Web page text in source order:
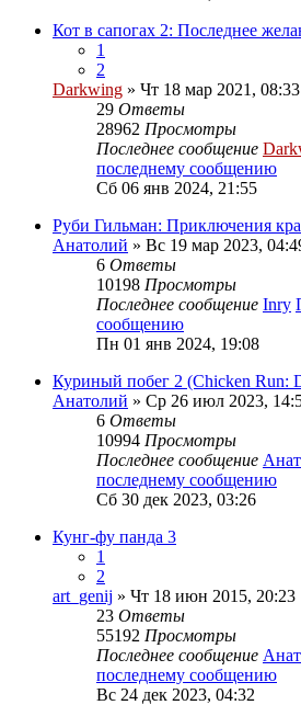
Кот в сапогах 2: Последнее
1
2
Darkwing » Чт 18 мар 2021, 08:33
29 Ответы
28962 Просмотры
Последнее сообщение
последнему сообщению
Сб 06 янв 2024, 21:55
Руби Гильман: Приключения
Анатолий » Вс 19 мар 2023,
6 Ответы
10198 Просмотры
Последнее сообщение Inry
сообщению
Пн 01 янв 2024, 19:08
Куриный побег 2 (Chicken Run:
Анатолий » Ср 26 июл 2023,
6 Ответы
10994 Просмотры
Последнее сообщение
последнему сообщению
Сб 30 дек 2023, 03:26
Кунг-фу панда 3
1
2
art_genij » Чт 18 июн 2015, 20:23
23 Ответы
55192 Просмотры
Последнее сообщение
последнему сообщению
Вс 24 дек 2023, 04:32